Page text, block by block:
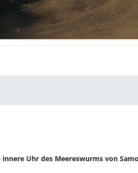
Uhr des Meereswurms von